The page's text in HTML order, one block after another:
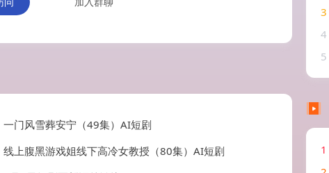
一门风雪葬安宁（49集）AI短剧
线上腹黑游戏姐线下高冷女教授（80集）AI短剧
3
4
5
1